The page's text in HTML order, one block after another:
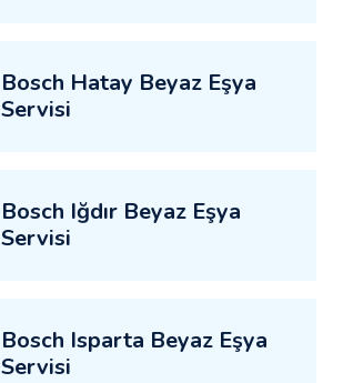
Bosch Hatay Beyaz Eşya
Servisi
Bosch Iğdır Beyaz Eşya
Servisi
Bosch Isparta Beyaz Eşya
Servisi